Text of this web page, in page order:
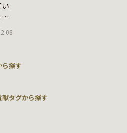
い
ら探す
献タグから探す